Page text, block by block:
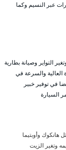
عبر النسيم وكما
التواير وصيانة بطارية
العالية والسرعة في
في توفير خبير
السيارة
هانكوك وأوبتيما
وتغير الزيت